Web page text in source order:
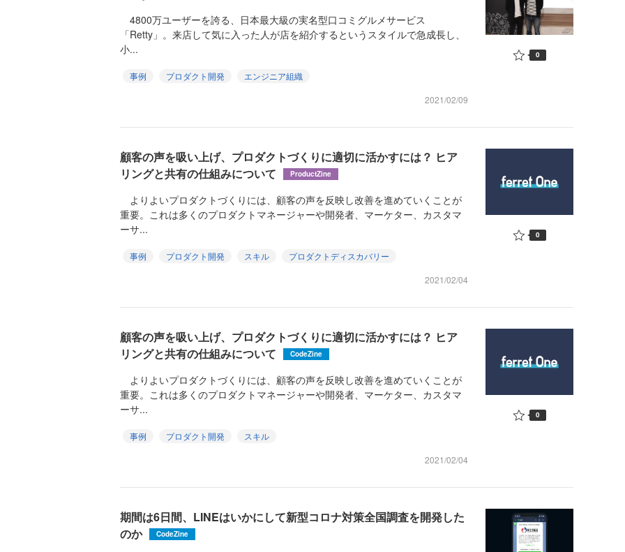
4800万ユーザーを誇る、日本最大級の実名型口コミグルメサービス
「Retty」。来店して気に入った人が店を紹介するというスタイルで急成長し、
小...
事例 プロダクト開発
エンジニア組織
2021/02/09
0
顧客の声を吸い上げ、プロダクトづくりに適切に活かすには？ ヒア
リングと共有の仕組みについて
ProductZine
よりよいプロダクトづくりには、顧客の声を反映し改善を進めていくことが
重要。これは多くのプロダクトマネージャーや開発者、マーケター、カスタマ
ーサ...
事例 プロダクト開発 スキル
プロダクトディスカバリー
2021/02/04
0
顧客の声を吸い上げ、プロダクトづくりに適切に活かすには？ ヒア
リングと共有の仕組みについて
CodeZine
よりよいプロダクトづくりには、顧客の声を反映し改善を進めていくことが
重要。これは多くのプロダクトマネージャーや開発者、マーケター、カスタマ
ーサ...
事例 プロダクト開発
スキル
2021/02/04
0
期間は6日間、LINEはいかにして新型コロナ対策全国調査を開発した
のか
CodeZine